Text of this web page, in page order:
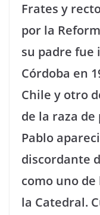
Frates y
por la
su padre fue
Córdoba en
Chile y otro
de la raza de
Pablo
discordante
como uno de
la Catedral.